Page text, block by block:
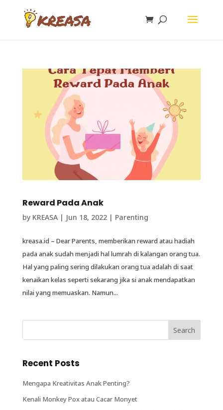
Reward Pada Anak
by KREASA| Jun 18, 2022| Parenting
kreasa.id – Dear Parents, memberikan reward atau hadiah
pada anak sudah menjadi hal lumrah di kalangan orang tua.
Hal yang paling sering dilakukan orang tua adalah di saat
kenaikan kelas seperti sekarang jika si anak mendapatkan
nilai yang memuaskan. Namun...
Recent Posts
Mengapa Kreativitas Anak Penting?
Kenali Monkey Pox atau Cacar Monyet